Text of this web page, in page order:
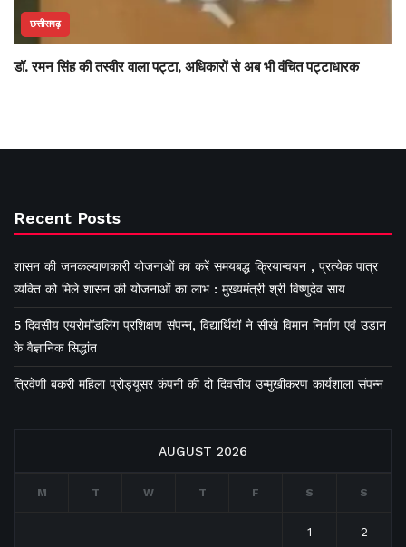
छत्तीसगढ़
डॉ. रमन सिंह की तस्वीर वाला पट्टा, अधिकारों से अब भी वंचित पट्टाधारक
Recent Posts
शासन की जनकल्याणकारी योजनाओं का करें समयबद्ध क्रियान्वयन , प्रत्येक पात्र
व्यक्ति को मिले शासन की योजनाओं का लाभ : मुख्यमंत्री श्री विष्णुदेव साय
5 दिवसीय एयरोमॉडलिंग प्रशिक्षण संपन्न, विद्यार्थियों ने सीखे विमान निर्माण एवं उड़ान
के वैज्ञानिक सिद्धांत
त्रिवेणी बकरी महिला प्रोड्यूसर कंपनी की दो दिवसीय उन्मुखीकरण कार्यशाला संपन्न
AUGUST 2026
M T W T F S S
1 2